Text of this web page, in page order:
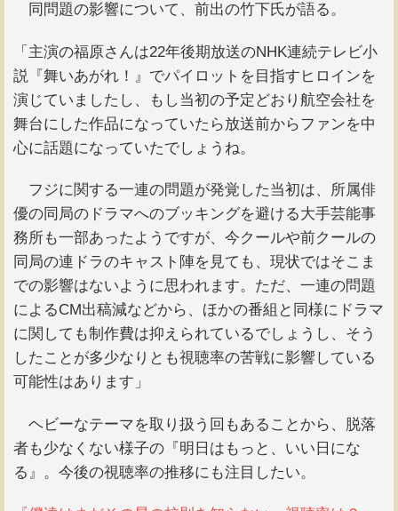
同問題の影響について、前出の竹下氏が語る。
「主演の福原さんは22年後期放送のNHK連続テレビ小
説『舞いあがれ！』でパイロットを目指すヒロインを
演じていましたし、もし当初の予定どおり航空会社を
舞台にした作品になっていたら放送前からファンを中
心に話題になっていたでしょうね。
フジに関する一連の問題が発覚した当初は、所属俳
優の同局のドラマへのブッキングを避ける大手芸能事
務所も一部あったようですが、今クールや前クールの
同局の連ドラのキャスト陣を見ても、現状ではそこま
での影響はないように思われます。ただ、一連の問題
によるCM出稿減などから、ほかの番組と同様にドラマ
に関しても制作費は抑えられているでしょうし、そう
したことが多少なりとも視聴率の苦戦に影響している
可能性はあります」
ヘビーなテーマを取り扱う回もあることから、脱落
者も少なくない様子の『明日はもっと、いい日にな
る』。今後の視聴率の推移にも注目したい。